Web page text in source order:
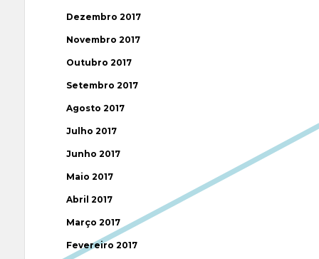
Dezembro 2017
Novembro 2017
Outubro 2017
Setembro 2017
Agosto 2017
Julho 2017
Junho 2017
Maio 2017
Abril 2017
Março 2017
Fevereiro 2017